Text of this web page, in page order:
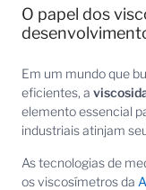
O papel dos
Em um mundo que
eficientes, a
elemento essencial
industriais atinjam
As tecnologias de
os viscosímetros da